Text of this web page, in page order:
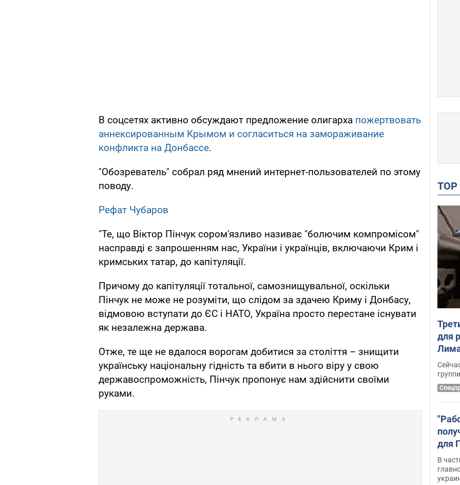
В соцсетях активно обсуждают предложение олигарха пожертвовать
аннексированным Крымом и согласиться на замораживание
конфликта на Донбассе.
"Обозреватель" собрал ряд мнений интернет-пользователей по этому
поводу.
Рефат Чубаров
"Те, що Віктор Пінчук сором'язливо називає "болючим компромісом"
насправді є запрошенням нас, України і українців, включаючи Крим і
кримських татар, до капітуляції.
Причому до капітуляції тотальної, самознищувальної, оскільки
Пінчук не може не розуміти, що слідом за здачею Криму і Донбасу,
відмовою вступати до ЄС і НАТО, Україна просто перестане існувати
як незалежна держава.
Отже, те ще не вдалося ворогам добитися за століття – знищити
українську національну гідність та вбити в нього віру у свою
державоспроможність, Пінчук пропонує нам здійснити своїми
руками.
для
для
В